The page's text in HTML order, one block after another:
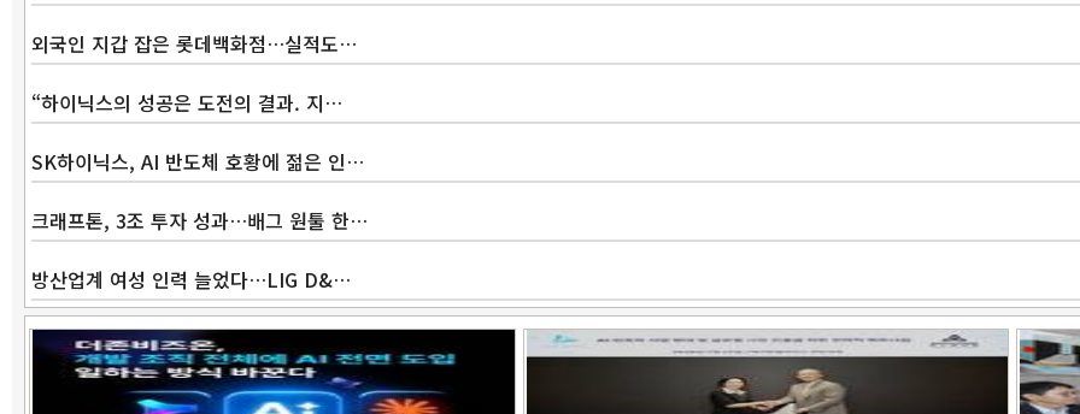
외국인 지갑 잡은 롯데백화점…실적도…
“하이닉스의 성공은 도전의 결과. 지…
SK하이닉스, AI 반도체 호황에 젊은 인…
크래프톤, 3조 투자 성과…배그 원툴 한…
방산업계 여성 인력 늘었다…LIG D&…